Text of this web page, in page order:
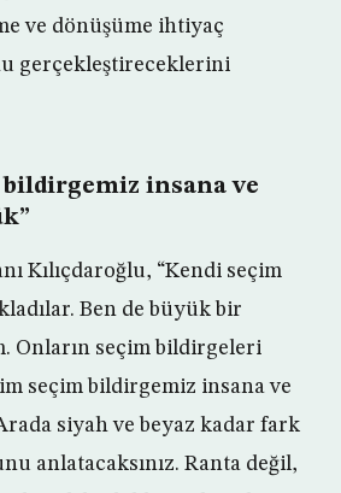
ve dönüşüme ihtiyaç
gerçekleştireceklerini
insana ve
Kılıçdaroğlu, “Kendi seçim
Ben de büyük bir
Onların seçim bildirgeleri
seçim bildirgemiz insana ve
siyah ve beyaz kadar fark
anlatacaksınız. Ranta değil,